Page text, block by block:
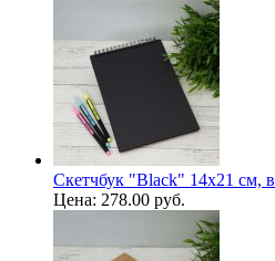
Скетчбук "Black" 14х21 см,
Цена: 278.00 руб.